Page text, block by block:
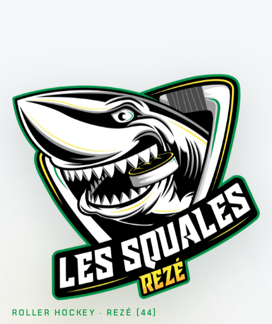
ROLLER HOCKEY · REZÉ (44)